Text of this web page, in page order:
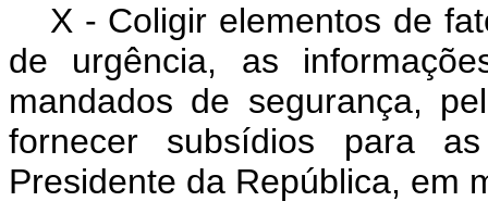
X - Coligir elementos de
de urgência, as
mandados de segurança,
fornecer subsídios para
Presidente da República, em